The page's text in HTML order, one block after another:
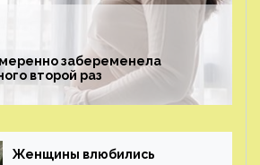
забеременела
второй раз
Женщины влюбились